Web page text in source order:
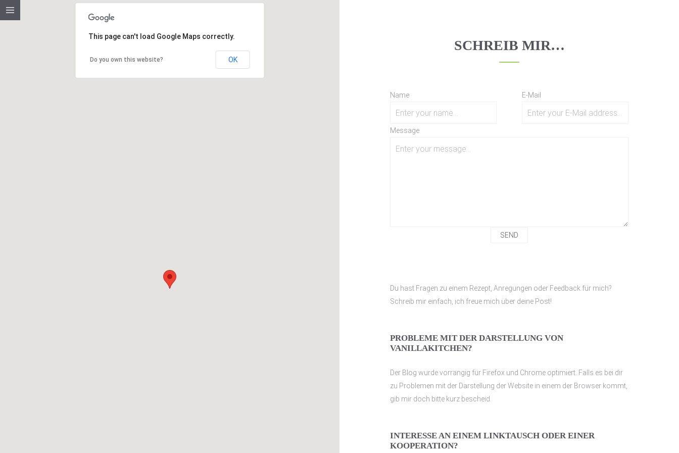
This page can't load Google Maps correctly.
Do you own this website? OK
SCHREIB MIR…
Name E-Mail
Message
Du hast Fragen zu einem Rezept, Anregungen oder Feedback für mich?
Schreib mir einfach, ich freue mich über deine Post!
PROBLEME MIT DER DARSTELLUNG VON
VANILLAKITCHEN?
Der Blog wurde vorrangig für Firefox und Chrome optimiert. Falls es bei dir
zu Problemen mit der Darstellung der Website in einem der Browser kommt,
gib mir doch bitte kurz bescheid.
INTERESSE AN EINEM LINKTAUSCH ODER EINER
KOOPERATION?